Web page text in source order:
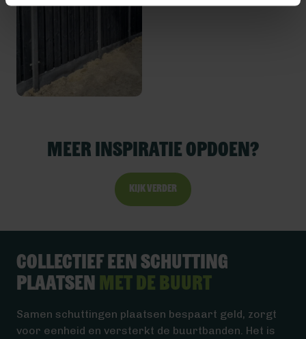
Meer inspiratie opdoen?
Kijk verder
Collectief een schutting
plaatsen met de buurt
Samen schuttingen plaatsen bespaart geld, zorgt
voor eenheid en versterkt de buurtbanden. Het is